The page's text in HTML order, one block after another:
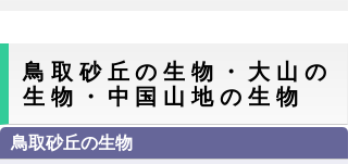
鳥取砂丘の生物・大山の
生物・中国山地の生物
鳥取砂丘の生物